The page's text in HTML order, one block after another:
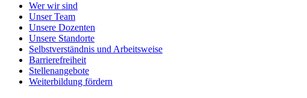
Wer wir sind
Unser Team
Unsere Dozenten
Unsere Standorte
Selbstverständnis und Arbeitsweise
Barrierefreiheit
Stellenangebote
Weiterbildung fördern